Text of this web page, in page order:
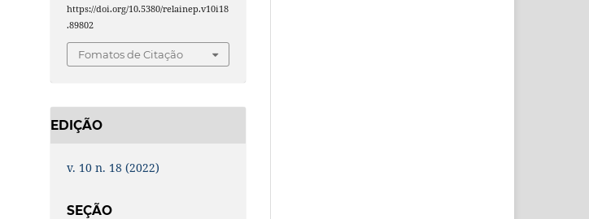
https://doi.org/10.5380/relainep.v10i18
.89802
Fomatos de Citação
EDIÇÃO
v. 10 n. 18 (2022)
SEÇÃO